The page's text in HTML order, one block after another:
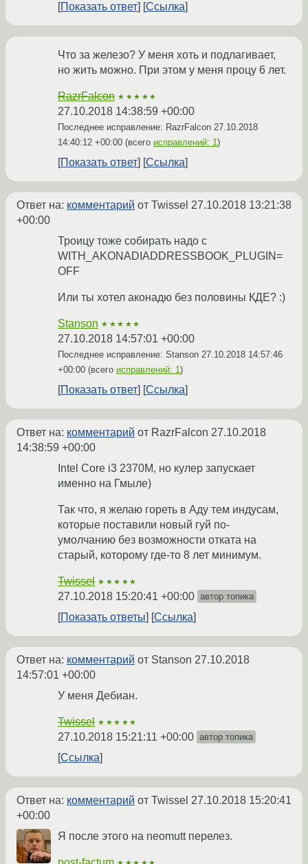
Показать ответ Ссылка
Что за железо? У меня хоть и подлагивает,
но жить можно. При этом у меня процу 6 лет.
RazrFalcon ★★★★★
27.10.2018 14:38:59 +00:00
Последнее исправление: RazrFalcon 27.10.2018
14:40:12 +00:00 (всего исправлений: 1)
Показать ответ Ссылка
Ответ на: комментарий от Twissel 27.10.2018 13:21:38
+00:00
Троицу тоже собирать надо с
WITH_AKONADIADDRESSBOOK_PLUGIN=
OFF
Или ты хотел аконадю без половины КДЕ? :)
Stanson ★★★★★
27.10.2018 14:57:01 +00:00
Последнее исправление: Stanson 27.10.2018 14:57:46
+00:00 (всего исправлений: 1)
Показать ответ Ссылка
Ответ на: комментарий от RazrFalcon 27.10.2018
14:38:59 +00:00
Intel Core i3 2370M, но кулер запускает
именно на Гмыле)
Так что, я желаю гореть в Аду тем индусам,
которые поставили новый гуй по-
умолчанию без возможности отката на
старый, которому где-то 8 лет минимум.
Twissel ★★★★★
27.10.2018 15:20:41 +00:00 автор топика
Показать ответы Ссылка
Ответ на: комментарий от Stanson 27.10.2018
14:57:01 +00:00
У меня Дебиан.
Twissel ★★★★★
27.10.2018 15:21:11 +00:00 автор топика
Ссылка
Ответ на: комментарий от Twissel 27.10.2018 15:20:41
+00:00
Я после этого на neomutt перелез.